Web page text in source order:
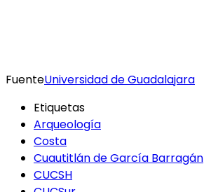
FuenteUniversidad de Guadalajara
Etiquetas
Arqueología
Costa
Cuautitlán de García Barragán
CUCSH